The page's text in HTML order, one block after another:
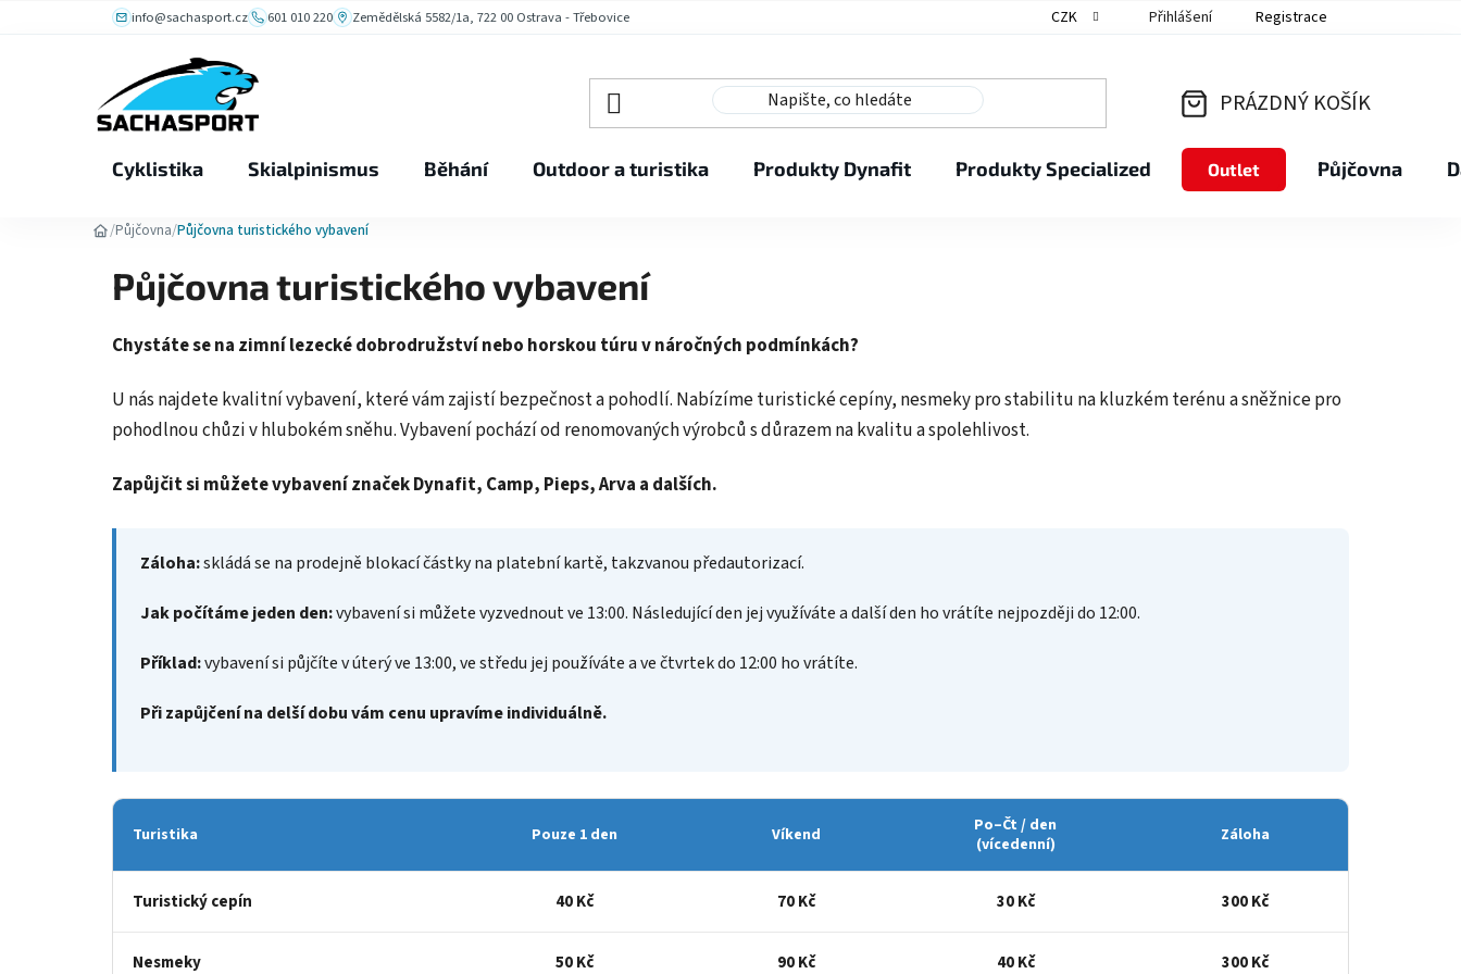
info@sachasport.cz 601 010 220 Zemědělská 5582/1a, 722 00 Ostrava - Třebovice CZK Přihlášení Registrace
KOŠÍK
PRÁZDNÝ KOŠÍK
Cyklistika Skialpinismus Běhání Outdoor a turistika Produkty Dynafit Produkty Specialized Outlet Půjčovna
/Půjčovna/Půjčovna turistického vybavení
Půjčovna turistického vybavení
Chystáte se na zimní lezecké dobrodružství nebo horskou túru v náročných podmínkách?
U nás najdete kvalitní vybavení, které vám zajistí bezpečnost a pohodlí. Nabízíme turistické cepíny, nesmeky pro stabilitu na kluzkém terénu a sněžnice pro
pohodlnou chůzi v hlubokém sněhu. Vybavení pochází od renomovaných výrobců s důrazem na kvalitu a spolehlivost.
Zapůjčit si můžete vybavení značek Dynafit, Camp, Pieps, Arva a dalších.
Záloha:skládá se na prodejně blokací částky na platební kartě, takzvanou předautorizací.
Jak počítáme jeden den:vybavení si můžete vyzvednout ve 13:00. Následující den jej využíváte a další den ho vrátíte nejpozději do 12:00.
Příklad:vybavení si půjčíte v úterý ve 13:00, ve středu jej používáte a ve čtvrtek do 12:00 ho vrátíte.
Při zapůjčení na delší dobu vám cenu upravíme individuálně.
Turistika Pouze 1 den Víkend
Po–Čt / den
(vícedenní)
Záloha
Turistický cepín 40 Kč 70 Kč 30 Kč 300 Kč
Nesmeky 50 Kč 90 Kč 40 Kč 300 Kč